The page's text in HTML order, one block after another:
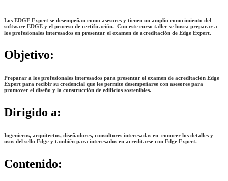
Los EDGE Expert se desempeñan como asesores y tienen un amplio conocimiento del
software EDGE y el proceso de certificación. Con este curso taller se busca preparar a
los profesionales interesados en presentar el examen de acreditación de Edge Expert.
Objetivo:
Preparar a los profesionales interesados para presentar el examen de acreditación Edge
Expert para recibir su credencial que les permite desempeñarse con asesores para
promover el diseño y la construcción de edificios sostenibles.
Dirigido a:
Ingenieros, arquitectos, diseñadores, consultores interesadas en conocer los detalles y
usos del sello Edge y también para interesados en acreditarse con Edge Expert.
Contenido: